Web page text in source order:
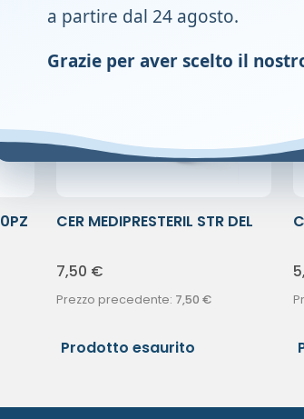
CER MEDIPRESTERIL STR DEL
7,50 €
Prezzo precedente: 7,50 €
Prodotto esaurito
a partire dal 24 agosto.
Grazie per aver scelto il